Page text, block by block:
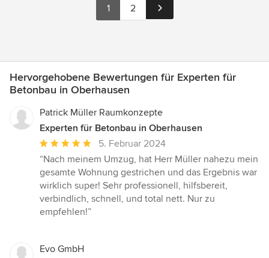
1 2
Hervorgehobene Bewertungen für Experten für
Betonbau in Oberhausen
Patrick Müller Raumkonzepte
Experten für Betonbau in Oberhausen
Durchschnittliche
Bewertung:
5
von
5
Sternen
5. Februar 2024
“Nach meinem Umzug, hat Herr Müller nahezu mein
gesamte Wohnung gestrichen und das Ergebnis war
wirklich super! Sehr professionell, hilfsbereit,
verbindlich, schnell, und total nett. Nur zu
empfehlen!”
Evo GmbH